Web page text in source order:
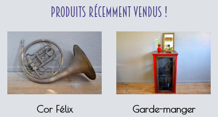
Produits récemment vendus !
Cor Félix
Garde-manger